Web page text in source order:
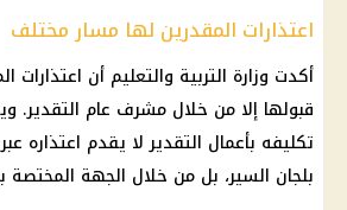
اعتذارات المقدرين لها مسار مختلف
أكدت وزارة التربية والتعليم أن اعتذارات
قبولها إلا من خلال مشرف عام التقدير.
تكليفه بأعمال التقدير لا يقدم اعتذاره
بلجان السير، بل من خلال الجهة المختصة